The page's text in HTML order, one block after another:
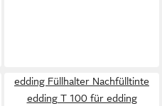
edding Füllhalter Nachfülltinte
edding T 100 für edding